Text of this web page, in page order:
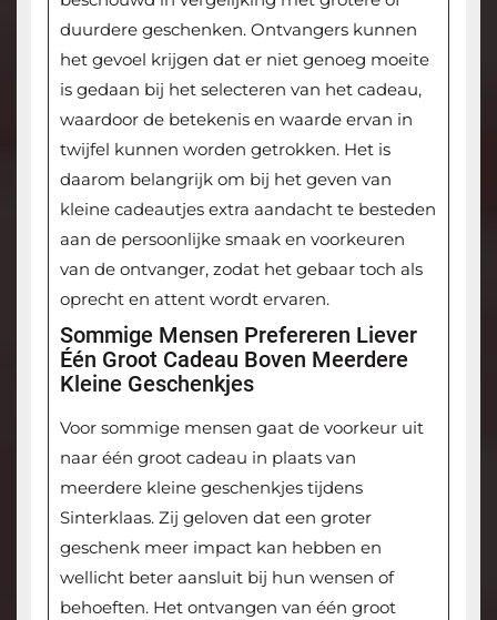
duurdere geschenken. Ontvangers kunnen
het gevoel krijgen dat er niet genoeg moeite
is gedaan bij het selecteren van het cadeau,
waardoor de betekenis en waarde ervan in
twijfel kunnen worden getrokken. Het is
daarom belangrijk om bij het geven van
kleine cadeautjes extra aandacht te besteden
aan de persoonlijke smaak en voorkeuren
van de ontvanger, zodat het gebaar toch als
oprecht en attent wordt ervaren.
Sommige Mensen Prefereren Liever
Één Groot Cadeau Boven Meerdere
Kleine Geschenkjes
Voor sommige mensen gaat de voorkeur uit
naar één groot cadeau in plaats van
meerdere kleine geschenkjes tijdens
Sinterklaas. Zij geloven dat een groter
geschenk meer impact kan hebben en
wellicht beter aansluit bij hun wensen of
behoeften. Het ontvangen van één groot